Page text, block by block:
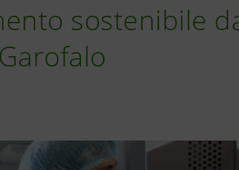
sostenibile